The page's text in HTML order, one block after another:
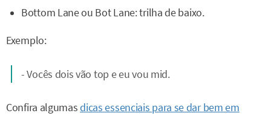
Bottom Lane ou Bot Lane: trilha de baixo.
Exemplo:
- Vocês dois vão top e eu vou mid.
Confira algumasdicas essenciais para se dar bem em